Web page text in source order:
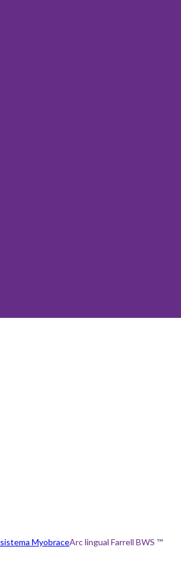
MyobraceArc lingual Farrell BWS ™